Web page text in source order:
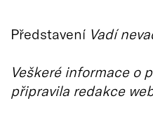
Představení Vadí
Veškeré informace o
připravila redakce